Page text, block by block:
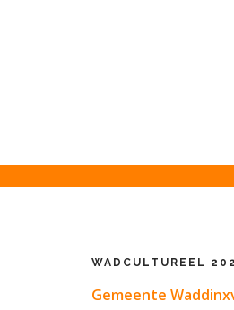
WADCULTUREEL
Gemeente